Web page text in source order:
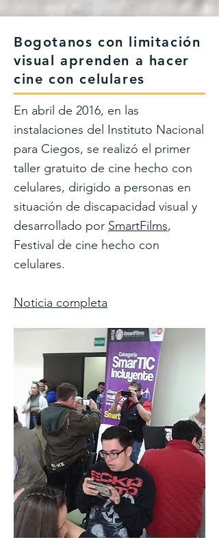
Bogotanos con limitación
visual aprenden a hacer
cine con celulares
En abril de 2016, en las
instalaciones del Instituto Nacional
para Ciegos, se realizó el primer
taller gratuito de cine hecho con
celulares, dirigido a personas en
situación de discapacidad visual y
desarrollado por SmartFilms,
Festival de cine hecho con
celulares.
Noticia completa